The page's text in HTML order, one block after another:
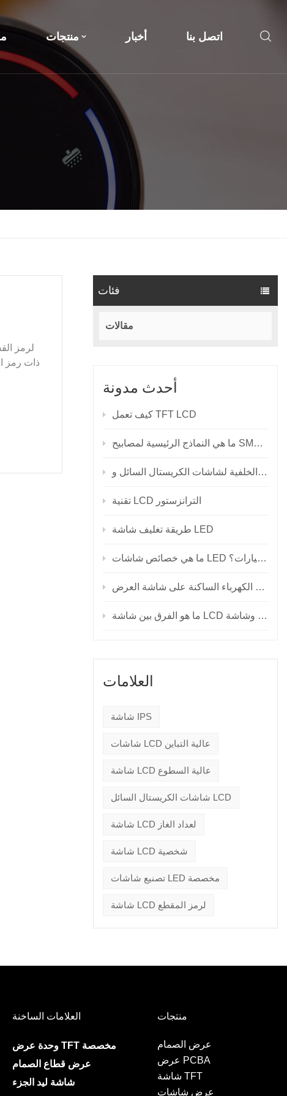
منتجات أخبار اتصل بنا
فئات
مقالات
أحدث مدونة
كيف تعمل TFT LCD
تقنية LCD الترانزستور
طريقة تغليف شاشة LED
ما هي خصائص شاشات LED للسيارات؟
العلامات
شاشة IPS
شاشات LCD عالية التباين
شاشة LCD عالية السطوع
شاشات الكريستال السائل LCD
شاشة LCD لعداد الغاز
شاشة LCD شخصية
تصنيع شاشات LED مخصصة
شاشة LCD لرمز المقطع
العلامات الساخنة
وحدة عرض TFT مخصصة
عرض قطاع الصمام
شاشة ليد الجزء
منتجات
عرض الصمام
عرض PCBA
شاشة TFT
عرض شاشات